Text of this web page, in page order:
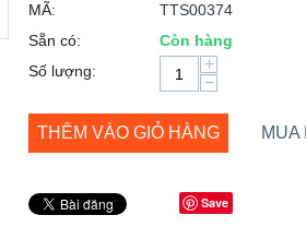
MÃ:
TTS00374
Sẵn có:
Còn hàng
Số lượng:
+
−
THÊM VÀO GIỎ HÀNG MUA
Save